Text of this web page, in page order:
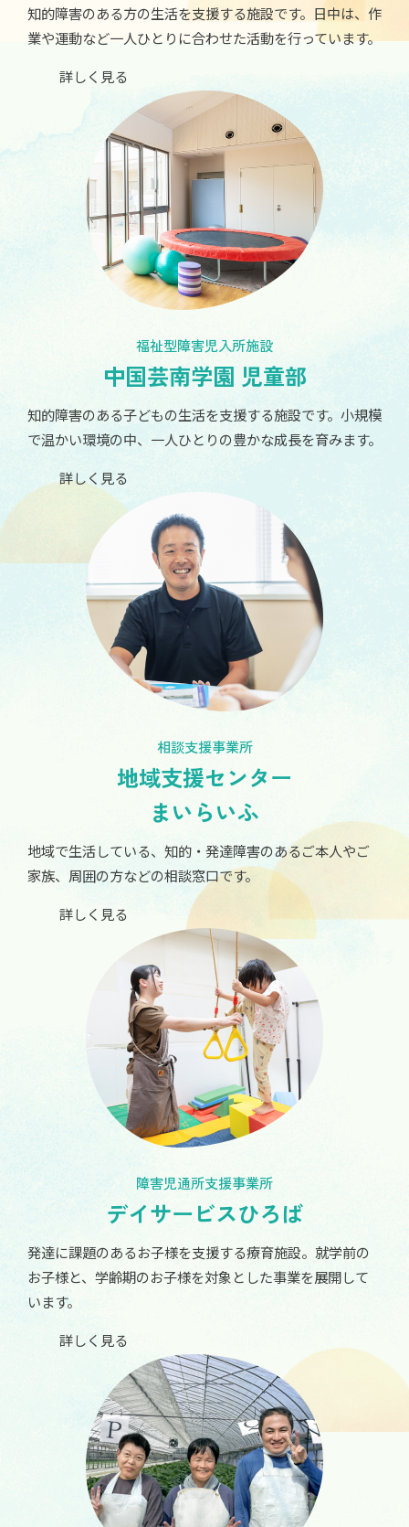
知的障害のある方の生活を支援する施設です。日中は、作
業や運動など一人ひとりに合わせた活動を行っています。
詳しく見る
福祉型障害児入所施設
中国芸南学園 児童部
知的障害のある子どもの生活を支援する施設です。小規模
で温かい環境の中、一人ひとりの豊かな成長を育みます。
詳しく見る
相談支援事業所
地域支援センター
まいらいふ
地域で生活している、知的・発達障害のあるご本人やご
家族、周囲の方などの相談窓口です。
詳しく見る
障害児通所支援事業所
デイサービスひろば
発達に課題のあるお子様を支援する療育施設。就学前の
お子様と、学齢期のお子様を対象とした事業を展開して
います。
詳しく見る